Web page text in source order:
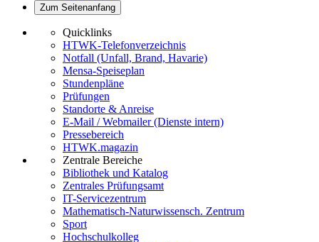
Zum Seitenanfang
Quicklinks
HTWK-Telefonverzeichnis
Notfall (Unfall, Brand, Havarie)
Mensa-Speiseplan
Stundenpläne
Prüfungen
Standorte & Anreise
E-Mail / Webmailer (Dienste intern)
Pressebereich
HTWK.magazin
Zentrale Bereiche
Bibliothek und Katalog
Zentrales Prüfungsamt
IT-Servicezentrum
Mathematisch-Naturwissensch. Zentrum
Sport
Hochschulkolleg